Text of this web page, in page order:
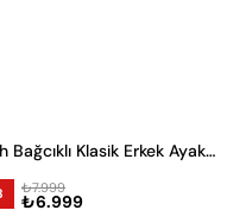
Siyah Bağcıklı Klasik Erkek Ayakkabı
₺6.999
₺7.999